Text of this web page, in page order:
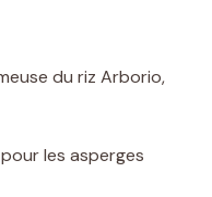
du riz Arborio,
les asperges